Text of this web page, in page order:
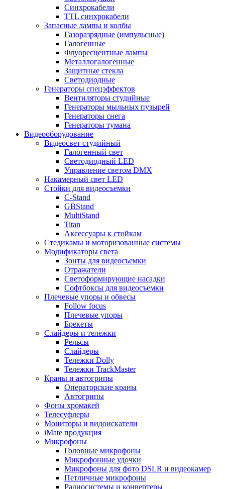
Синхрокабели
TTL синхрокабели
Запасные лампы и колбы
Газоразрядные (импульсные)
Галогенные
Флуоресцентные лампы
Металлогалогенные
Защитные стекла
Светодиодные
Генераторы спецэффектов
Вентиляторы студийные
Генераторы мыльных пузырей
Генераторы снега
Генераторы тумана
Видеооборудование
Видеосвет студийный
Галогенный свет
Светодиодный LED
Управление светом DMX
Накамерный свет LED
Стойки для видеосъемки
C-Stand
GBStand
MultiStand
Titan
Аксессуары к стойкам
Стедикамы и моторизованные системы
Модификаторы света
Зонты для видеосъемки
Отражатели
Светоформирующие насадки
Софтбоксы для видеосъемки
Плечевые упоры и обвесы
Follow focus
Плечевые упоры
Брекеты
Слайдеры и тележки
Рельсы
Слайдеры
Тележки Dolly
Тележки TrackMaster
Краны и автогрипы
Операторские краны
Автогрипы
Фоны хромакей
Телесуфлеры
Мониторы и видоискатели
iMate продукция
Микрофоны
Головные микрофоны
Микрофонные удочки
Микрофоны для фото DSLR и видеокамер
Петличные микрофоны
Радиосистемы и конвертеры